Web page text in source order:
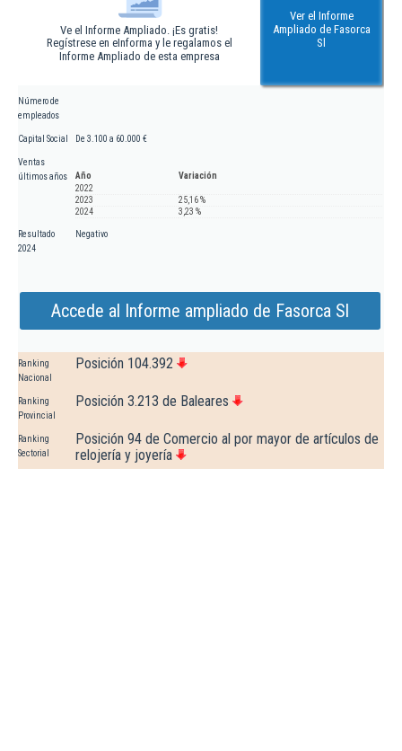
Ve el Informe Ampliado. ¡Es gratis!
Regístrese en eInforma y le regalamos el
Informe Ampliado de esta empresa
Ver el Informe
Ampliado de Fasorca
Sl
Número de
empleados
Capital Social De 3.100 a 60.000 €
Ventas
últimos años
Año
Variación
2022
2023
25,16 %
2024
3,23 %
Resultado
2024
Negativo
Accede al Informe ampliado de Fasorca Sl
Ranking
Nacional
Posición 104.392
Ranking
Provincial
Posición 3.213 de Baleares
Ranking
Sectorial
Posición 94 de Comercio al por mayor de artículos de
relojería y joyería